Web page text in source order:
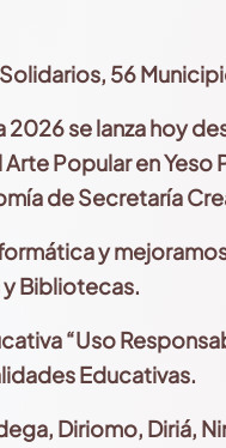
56
2026 se lanza hoy
Popular en Yeso
de Secretaría
y
Bibliotecas.
“Uso
Educativas.
Diriomo, Diriá,